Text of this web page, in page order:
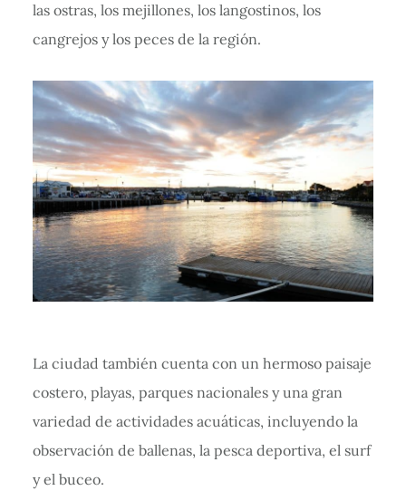
las ostras, los mejillones, los langostinos, los
cangrejos y los peces de la región.
La ciudad también cuenta con un hermoso paisaje
costero, playas, parques nacionales y una gran
variedad de actividades acuáticas, incluyendo la
observación de ballenas, la pesca deportiva, el surf
y el buceo.